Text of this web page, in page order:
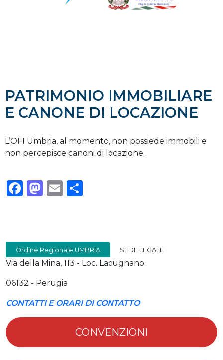
PATRIMONIO IMMOBILIARE
E CANONE DI LOCAZIONE
L’OFI Umbria, al momento, non possiede immobili e
non percepisce canoni di locazione.
Facebook
Mastodon
Email
Ordine Regionale UMBRIA SEDE LEGALE
Via della Mina, 113 - Loc. Lacugnano
06132 - Perugia
CONTATTI E ORARI DI CONTATTO
CONVENZIONI